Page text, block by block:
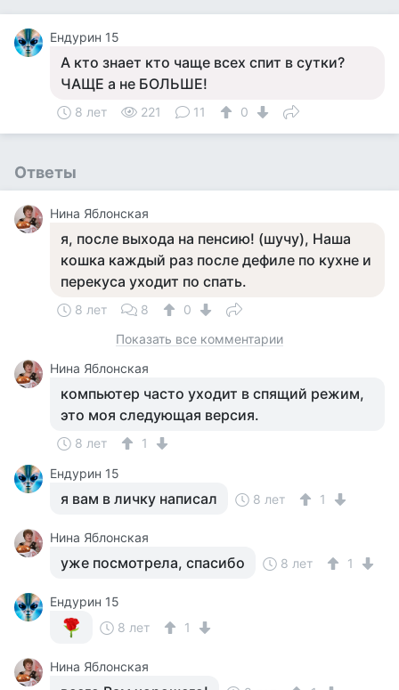
Ендурин 15
А кто знает кто чаще всех спит в сутки?
ЧАЩЕ а не БОЛЬШЕ!
8 лет 221 11 0
Ответы
Нина Яблонская
я, после выхода на пенсию! (шучу), Наша
кошка каждый раз после дефиле по кухне и
перекуса уходит по спать.
8 лет 8
0
Показать все комментарии
Нина Яблонская
компьютер часто уходит в спящий режим,
это моя следующая версия.
8 лет
1
Ендурин 15
я вам в личку написал 8 лет 1
Нина Яблонская
уже посмотрела, спасибо 8 лет 1
Ендурин 15
8 лет
1
Нина Яблонская